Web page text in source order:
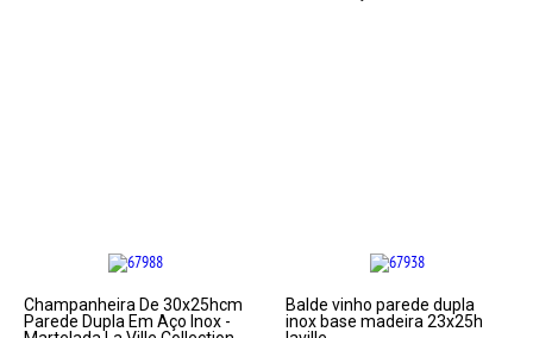
Champanheira De 30x25hcm
Parede Dupla Em Aço Inox -
Balde vinho parede dupla
inox base madeira 23x25h